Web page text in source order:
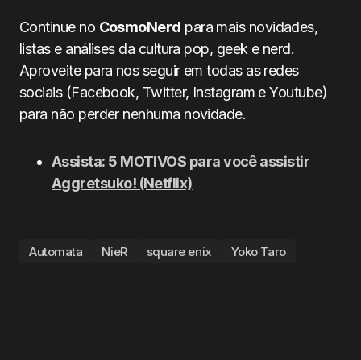
Continue no CosmoNerd para mais novidades,
listas e análises da cultura pop, geek e nerd.
Aproveite para nos seguir em todas as redes
sociais (Facebook, Twitter, Instagram e Youtube)
para não perder nenhuma novidade.
Assista: 5 MOTIVOS para você assistir
Aggretsuko! (Netflix)
Automata NieR square enix Yoko Taro